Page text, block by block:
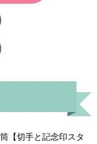
る
切手と記念印スタ